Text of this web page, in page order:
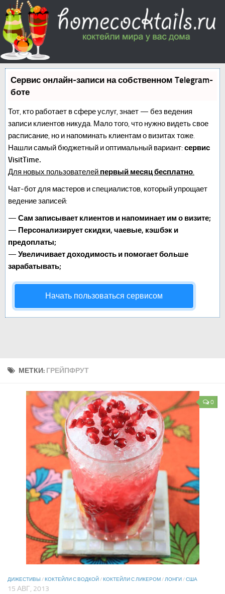
Сервис онлайн-записи на собственном Telegram-
боте
Тот, кто работает в сфере услуг, знает — без ведения
записи клиентов никуда. Мало того, что нужно видеть свое
расписание, но и напоминать клиентам о визитах тоже.
Нашли самый бюджетный и оптимальный вариант: сервис
VisitTime.
Для новых пользователей первый месяц бесплатно.
Чат-бот для мастеров и специалистов, который упрощает
ведение записей:
— Сам записывает клиентов и напоминает им о визите;
— Персонализирует скидки, чаевые, кэшбэк и
предоплаты;
— Увеличивает доходимость и помогает больше
зарабатывать;
Начать пользоваться сервисом
МЕТКИ: ГРЕЙПФРУТ
0
ДИЖЕСТИВЫ / КОКТЕЙЛИ С ВОДКОЙ / КОКТЕЙЛИ С ЛИКЕРОМ /ЛОНГИ /США
15 АВГ, 2013